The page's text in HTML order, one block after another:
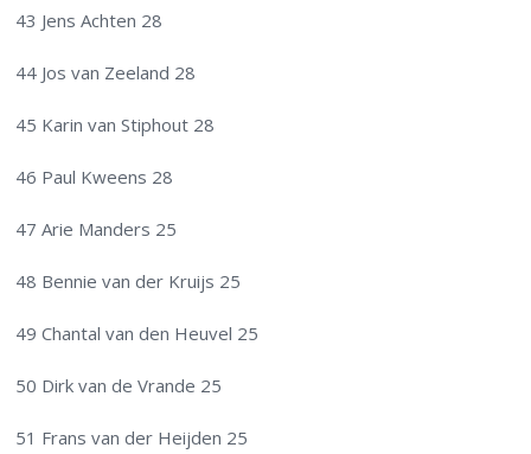
43 Jens Achten 28
44 Jos van Zeeland 28
45 Karin van Stiphout 28
46 Paul Kweens 28
47 Arie Manders 25
48 Bennie van der Kruijs 25
49 Chantal van den Heuvel 25
50 Dirk van de Vrande 25
51 Frans van der Heijden 25